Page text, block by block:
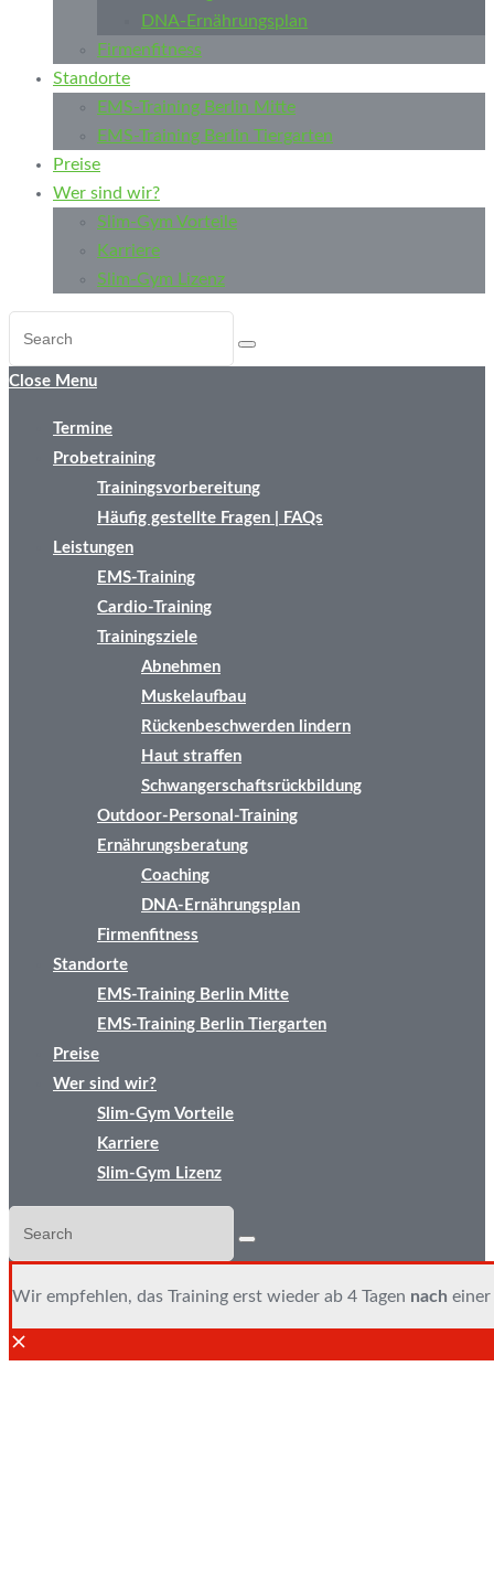
DNA-Ernährungsplan
Firmenfitness
Standorte
EMS-Training Berlin Mitte
EMS-Training Berlin Tiergarten
Preise
Wer sind wir?
Slim-Gym Vorteile
Karriere
Slim-Gym Lizenz
Close Menu
Termine
Probetraining
Trainingsvorbereitung
Häufig gestellte Fragen | FAQs
Leistungen
EMS-Training
Cardio-Training
Trainingsziele
Abnehmen
Muskelaufbau
Rückenbeschwerden lindern
Haut straffen
Schwangerschaftsrückbildung
Outdoor-Personal-Training
Ernährungsberatung
Coaching
DNA-Ernährungsplan
Firmenfitness
Standorte
EMS-Training Berlin Mitte
EMS-Training Berlin Tiergarten
Preise
Wer sind wir?
Slim-Gym Vorteile
Karriere
Slim-Gym Lizenz
Wir empfehlen, das Training erst wieder ab 4 Tagen nach